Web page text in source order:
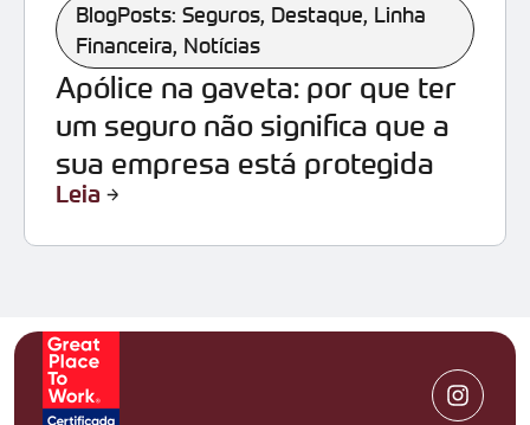
BlogPosts: Seguros, Destaque, Linha
Financeira, Notícias
Apólice na gaveta: por que ter
um seguro não significa que a
sua empresa está protegida
Leia